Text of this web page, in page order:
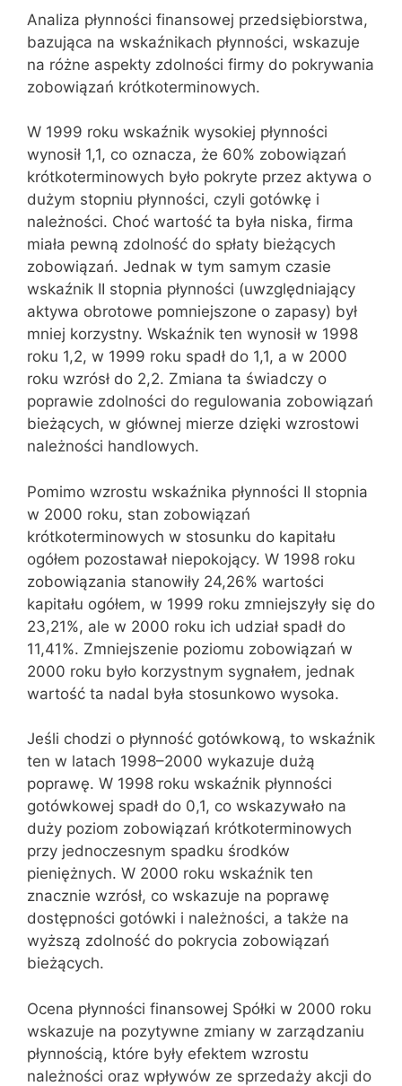
Analiza płynności finansowej przedsiębiorstwa,
bazująca na wskaźnikach płynności, wskazuje
na różne aspekty zdolności firmy do pokrywania
zobowiązań krótkoterminowych.
W 1999 roku wskaźnik wysokiej płynności
wynosił 1,1, co oznacza, że 60% zobowiązań
krótkoterminowych było pokryte przez aktywa o
dużym stopniu płynności, czyli gotówkę i
należności. Choć wartość ta była niska, firma
miała pewną zdolność do spłaty bieżących
zobowiązań. Jednak w tym samym czasie
wskaźnik II stopnia płynności (uwzględniający
aktywa obrotowe pomniejszone o zapasy) był
mniej korzystny. Wskaźnik ten wynosił w 1998
roku 1,2, w 1999 roku spadł do 1,1, a w 2000
roku wzrósł do 2,2. Zmiana ta świadczy o
poprawie zdolności do regulowania zobowiązań
bieżących, w głównej mierze dzięki wzrostowi
należności handlowych.
Pomimo wzrostu wskaźnika płynności II stopnia
w 2000 roku, stan zobowiązań
krótkoterminowych w stosunku do kapitału
ogółem pozostawał niepokojący. W 1998 roku
zobowiązania stanowiły 24,26% wartości
kapitału ogółem, w 1999 roku zmniejszyły się do
23,21%, ale w 2000 roku ich udział spadł do
11,41%. Zmniejszenie poziomu zobowiązań w
2000 roku było korzystnym sygnałem, jednak
wartość ta nadal była stosunkowo wysoka.
Jeśli chodzi o płynność gotówkową, to wskaźnik
ten w latach 1998–2000 wykazuje dużą
poprawę. W 1998 roku wskaźnik płynności
gotówkowej spadł do 0,1, co wskazywało na
duży poziom zobowiązań krótkoterminowych
przy jednoczesnym spadku środków
pieniężnych. W 2000 roku wskaźnik ten
znacznie wzrósł, co wskazuje na poprawę
dostępności gotówki i należności, a także na
wyższą zdolność do pokrycia zobowiązań
bieżących.
Ocena płynności finansowej Spółki w 2000 roku
wskazuje na pozytywne zmiany w zarządzaniu
płynnością, które były efektem wzrostu
należności oraz wpływów ze sprzedaży akcji do